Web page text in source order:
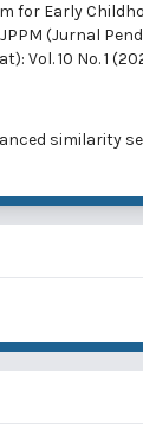
for Early
JPPM (Jurnal
Vol. 10 No. 1
similarity